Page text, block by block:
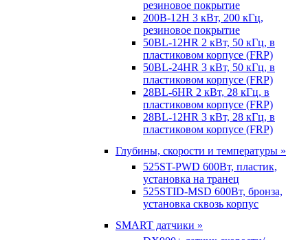
резиновое покрытие
200B-12H 3 кВт, 200 кГц,
резиновое покрытие
50BL-12HR 2 кВт, 50 кГц, в
пластиковом корпусе (FRP)
50BL-24HR 3 кВт, 50 кГц, в
пластиковом корпусе (FRP)
28BL-6HR 2 кВт, 28 кГц, в
пластиковом корпусе (FRP)
28BL-12HR 3 кВт, 28 кГц, в
пластиковом корпусе (FRP)
Глубины, скорости и температуры »
525ST-PWD 600Вт, пластик,
установка на транец
525STID-MSD 600Вт, бронза,
установка сквозь корпус
SMART датчики »